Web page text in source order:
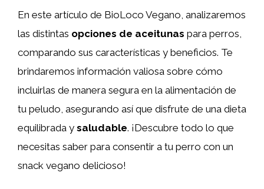
En este artículo de BioLoco Vegano, analizaremos
las distintas opciones de aceitunas para perros,
comparando sus características y beneficios. Te
brindaremos información valiosa sobre cómo
incluirlas de manera segura en la alimentación de
tu peludo, asegurando así que disfrute de una dieta
equilibrada y saludable. ¡Descubre todo lo que
necesitas saber para consentir a tu perro con un
snack vegano delicioso!